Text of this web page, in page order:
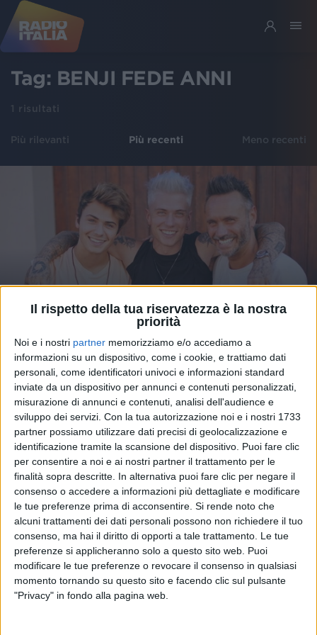
Il rispetto della tua riservatezza è la nostra
priorità
Noi e i nostri partner memorizziamo e/o accediamo a
informazioni su un dispositivo, come i cookie, e trattiamo dati
personali, come identificatori univoci e informazioni standard
inviate da un dispositivo per annunci e contenuti personalizzati,
misurazione di annunci e contenuti, analisi dell'audience e
sviluppo dei servizi. Con la tua autorizzazione noi e i nostri 1733
partner possiamo utilizzare dati precisi di geolocalizzazione e
identificazione tramite la scansione del dispositivo. Puoi fare clic
per consentire a noi e ai nostri partner il trattamento per le
finalità sopra descritte. In alternativa puoi fare clic per negare il
consenso o accedere a informazioni più dettagliate e modificare
le tue preferenze prima di acconsentire. Si rende noto che
alcuni trattamenti dei dati personali possono non richiedere il tuo
consenso, ma hai il diritto di opporti a tale trattamento. Le tue
preferenze si applicheranno solo a questo sito web. Puoi
modificare le tue preferenze o revocare il consenso in qualsiasi
momento tornando su questo sito e facendo clic sul pulsante
"Privacy" in fondo alla pagina web.
Tag: BENJI FEDE ANNI
1 risultati
Più rilevanti Più recenti Meno recenti
20 set 2019
Benji e Fede svelano Safari, il duetto con
Nek: sarà nell'album Good Vibes
Il duo ringrazia Filippo: “Grandissimo artista, amico e
fratello maggiore”
Chi siamo Contattaci
Privacy